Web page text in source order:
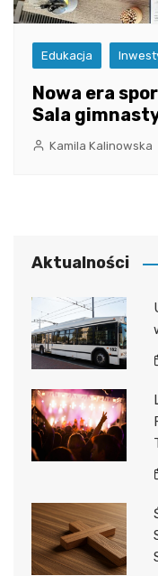
Edukacja
Nowa era
Sala
Kamila Kalinowska
Aktualności